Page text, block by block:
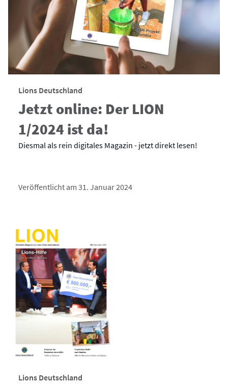
Lions Deutschland
Jetzt online: Der LION
1/2024 ist da!
Diesmal als rein digitales Magazin - jetzt direkt lesen!
Veröffentlicht am 31. Januar 2024
Lions Deutschland